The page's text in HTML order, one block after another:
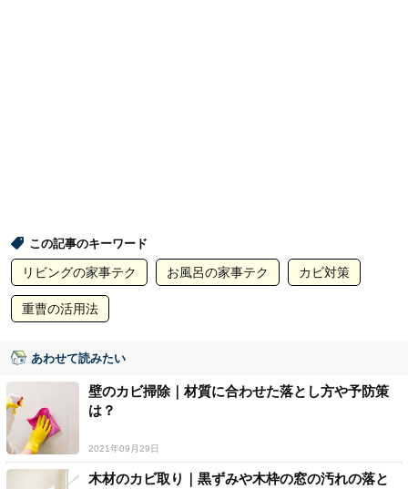
この記事のキーワード
リビングの家事テク お風呂の家事テク カビ対策
重曹の活用法
あわせて読みたい
壁のカビ掃除｜材質に合わせた落とし方や予防策
は？
2021年09月29日
木材のカビ取り｜黒ずみや木枠の窓の汚れの落と